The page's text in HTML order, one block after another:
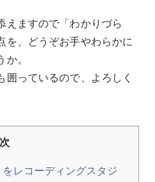
えますので「わかりづら
を、どうぞお手やわらかに
か。
っているので、よろしく
レコーディングスタジ